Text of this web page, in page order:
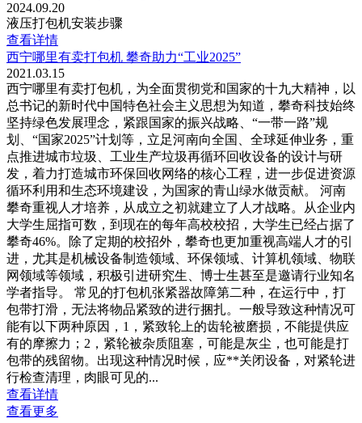
2024.09.20
液压打包机安装步骤
查看详情
西宁哪里有卖打包机 攀奇助力“工业2025”
2021.03.15
西宁哪里有卖打包机，为全面贯彻党和国家的十九大精神，以
总书记的新时代中国特色社会主义思想为知道，攀奇科技始终
坚持绿色发展理念，紧跟国家的振兴战略、“一带一路”规
划、“国家2025”计划等，立足河南向全国、全球延伸业务，重
点推进城市垃圾、工业生产垃圾再循环回收设备的设计与研
发，着力打造城市环保回收网络的核心工程，进一步促进资源
循环利用和生态环境建设，为国家的青山绿水做贡献。 河南
攀奇重视人才培养，从成立之初就建立了人才战略。从企业内
大学生屈指可数，到现在的每年高校校招，大学生已经占据了
攀奇46%。除了定期的校招外，攀奇也更加重视高端人才的引
进，尤其是机械设备制造领域、环保领域、计算机领域、物联
网领域等领域，积极引进研究生、博士生甚至是邀请行业知名
学者指导。 常见的打包机张紧器故障第二种，在运行中，打
包带打滑，无法将物品紧致的进行捆扎。一般导致这种情况可
能有以下两种原因，1，紧致轮上的齿轮被磨损，不能提供应
有的摩擦力；2，紧轮被杂质阻塞，可能是灰尘，也可能是打
包带的残留物。出现这种情况时候，应**关闭设备，对紧轮进
行检查清理，肉眼可见的...
查看详情
查看更多